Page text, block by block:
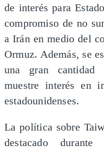
de interés para
compromiso de no
a Irán en medio del
Ormuz. Además, se
una gran
muestre interés en
estadounidenses.
La política sobre
destacado